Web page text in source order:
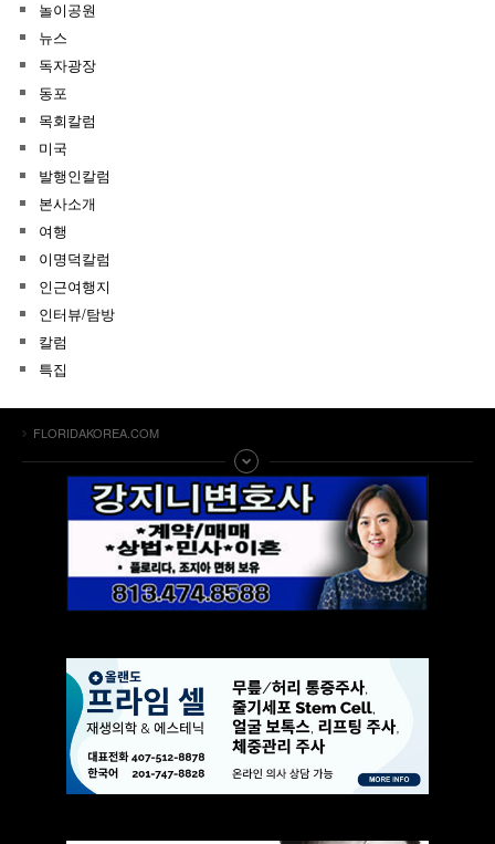
놀이공원
뉴스
독자광장
동포
목회칼럼
미국
발행인칼럼
본사소개
여행
이명덕칼럼
인근여행지
인터뷰/탐방
칼럼
특집
FLORIDAKOREA.COM